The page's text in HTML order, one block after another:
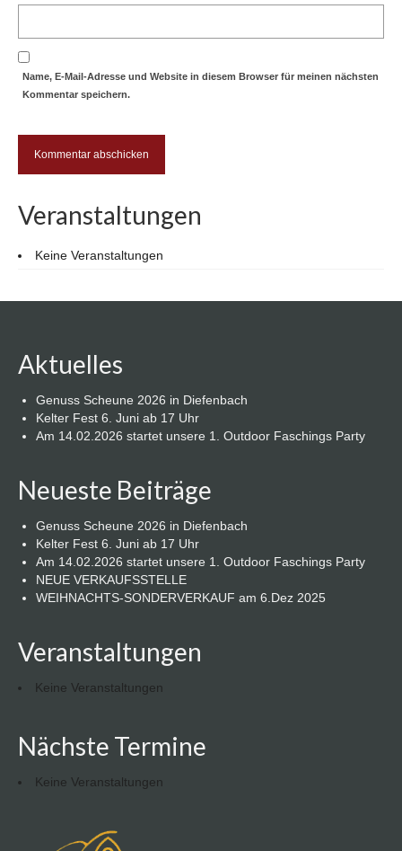
Name, E-Mail-Adresse und Website in diesem Browser für meinen nächsten
Kommentar speichern.
Veranstaltungen
Keine Veranstaltungen
Aktuelles
Genuss Scheune 2026 in Diefenbach
Kelter Fest 6. Juni ab 17 Uhr
Am 14.02.2026 startet unsere 1. Outdoor Faschings Party
Neueste Beiträge
Genuss Scheune 2026 in Diefenbach
Kelter Fest 6. Juni ab 17 Uhr
Am 14.02.2026 startet unsere 1. Outdoor Faschings Party
NEUE VERKAUFSSTELLE
WEIHNACHTS-SONDERVERKAUF am 6.Dez 2025
Veranstaltungen
Keine Veranstaltungen
Nächste Termine
Keine Veranstaltungen